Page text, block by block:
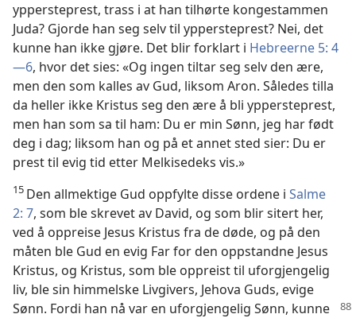
yppersteprest, trass i at han tilhørte kongestammen
Juda? Gjorde han seg selv til yppersteprest? Nei, det
kunne han ikke gjøre. Det blir forklart i Hebreerne 5: 4
—6, hvor det sies: «Og ingen tiltar seg selv den ære,
men den som kalles av Gud, liksom Aron. Således tilla
da heller ikke Kristus seg den ære å bli yppersteprest,
men han som sa til ham: Du er min Sønn, jeg har født
deg i dag; liksom han og på et annet sted sier: Du er
prest til evig tid etter Melkisedeks vis.»
15 Den allmektige Gud oppfylte disse ordene i Salme
2: 7, som ble skrevet av David, og som blir sitert her,
ved å oppreise Jesus Kristus fra de døde, og på den
måten ble Gud en evig Far for den oppstandne Jesus
Kristus, og Kristus, som ble oppreist til uforgjengelig
liv, ble sin himmelske Livgivers, Jehova Guds, evige
Sønn. Fordi han nå var en uforgjengelig Sønn, kunne